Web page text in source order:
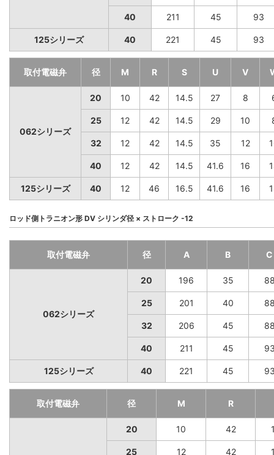
40 211 45 93
125シリーズ 40 221 45 93
取付電磁弁 径 M R S U V
062シリーズ
20 10 42 14.5 27 8
25 12 42 14.5 29 10
32 12 42 14.5 35 12
40 12 42 14.5 41.6 16
125シリーズ 40 12 46 16.5 41.6 16
ロッド側トラニオン形 DV シリンダ径 × ストローク -12
取付電磁弁 径 A B C
062シリーズ
20 196 35
25 201 40
32 206 45
40 211 45
125シリーズ 40 221 45
取付電磁弁 径 M R
20 10 42
25 12 42